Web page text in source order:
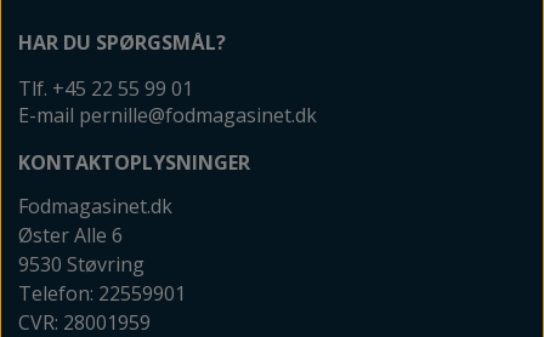
HAR DU SPØRGSMÅL?
Tlf. +45 22 55 99 01
E-mail pernille@fodmagasinet.dk
KONTAKTOPLYSNINGER
Fodmagasinet.dk
Øster Alle 6
9530 Støvring
Telefon: 22559901
CVR: 28001959